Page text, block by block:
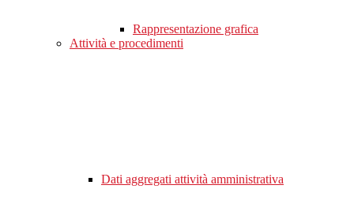
Rappresentazione grafica
Attività e procedimenti
Dati aggregati attività amministrativa